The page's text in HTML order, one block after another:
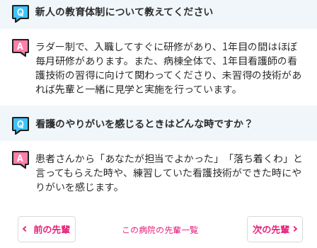
新人の教育体制について教えてください
ラダー制で、入職してすぐに研修があり、1年目の間はほぼ
毎月研修があります。また、病棟全体で、1年目看護師の看
護技術の習得に向けて関わってくださり、未習得の技術があ
れば先輩と一緒に見学と実施を行っています。
看護のやりがいを感じるときはどんな時ですか？
患者さんから「あなたが担当でよかった」「落ち着くわ」と
言ってもらえた時や、練習していた看護技術ができた時にや
りがいを感じます。
前の先輩 この病院の先輩一覧 次の先輩